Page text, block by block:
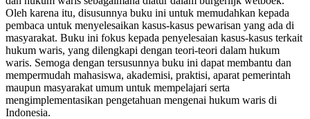
Oleh karena itu, disusunnya buku ini untuk memudahkan kepada
pembaca untuk menyelesaikan kasus-kasus pewarisan yang ada di
masyarakat. Buku ini fokus kepada penyelesaian kasus-kasus terkait
hukum waris, yang dilengkapi dengan teori-teori dalam hukum
waris. Semoga dengan tersusunnya buku ini dapat membantu dan
mempermudah mahasiswa, akademisi, praktisi, aparat pemerintah
maupun masyarakat umum untuk mempelajari serta
mengimplementasikan pengetahuan mengenai hukum waris di
Indonesia.